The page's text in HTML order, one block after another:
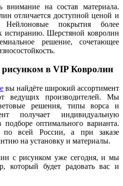
на состав материала.
отличается доступной ценой и
покрытия более
истиранию. Шерстяной ковролин
решение, сочетающее
в VIP Ковролин
вы найдёте широкий ассортимент
ведущих производителей. Мы
решения, типы ворса и
получает индивидуальную
оптимального варианта.
по всей России, а при заказе
на установку и материалы.
с рисунком уже сегодня, и мы
который будет радовать вас и